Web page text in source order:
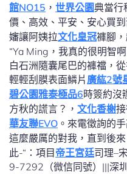
館NO15 ， 世界公園典當行
價、高效、平安、安心買
嬸讓阿姨拉文化皇冠褲腳
“Ya Ming，我真的很明智
白石洲隨囊尾巴的褲襠，
輕輕刮膜表面鱗片 廣紘2號
碧公園雅泰極品6時簽約沒
方秋的謊言？， 文化香榭
華友聯EVO 。來電徵詢的
這麼嚴厲的對我，直到後
此-“：項目 帝王宮廷司理–
9-7292（微信同號）|||深